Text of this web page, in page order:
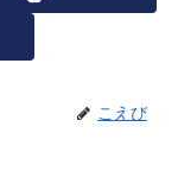
こえび